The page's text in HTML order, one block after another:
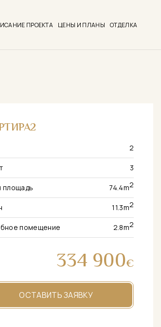
ПРОЕКТА ЦЕНЫ И ПЛАНЫ ОТДЕЛКА
2
2
3
площадь 74.4m2
11.3m2
помещение 2.8m2
334 900€
ОСТАВИТЬ ЗАЯВКУ